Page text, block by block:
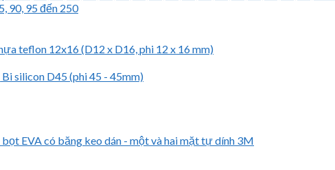
90, 95 đến 250
teflon 12x16 (D12 x D16, phi 12 x 16 mm)
Bi silicon D45 (phi 45 - 45mm)